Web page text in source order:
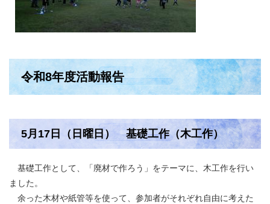
令和8年度活動報告
5月17日（日曜日） 基礎工作（木工作）
基礎工作として、「廃材で作ろう」をテーマに、木工作を行い
ました。
余った木材や紙管等を使って、参加者がそれぞれ自由に考えた